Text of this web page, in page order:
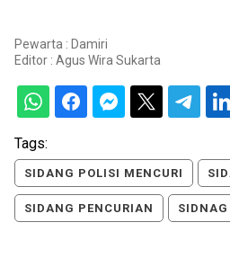
Pewarta : Damiri
Editor : Agus Wira Sukarta
Tags:
SIDANG POLISI MENCURI
SIDANG PENCURIAN